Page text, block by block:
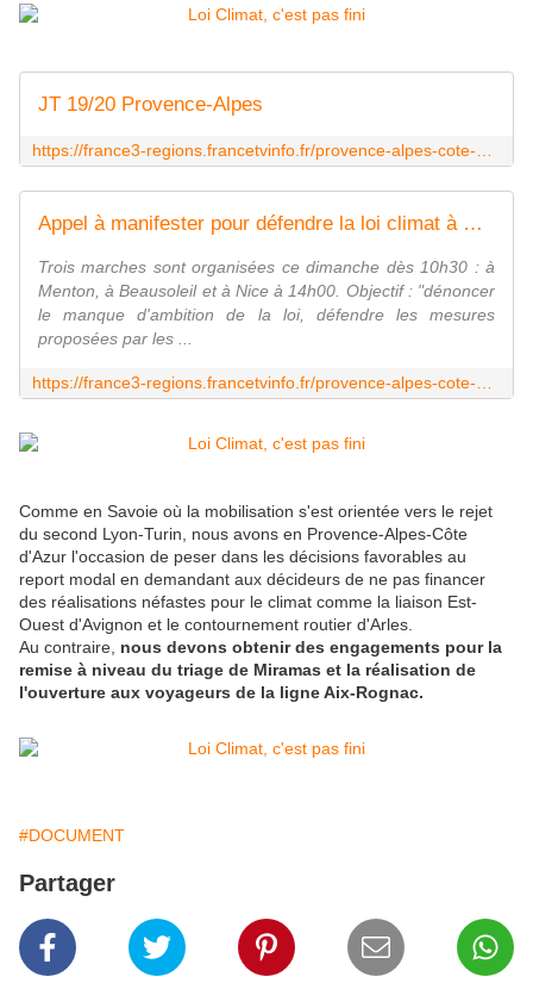
JT 19/20 Provence-Alpes
Appel à manifester pour défendre la loi climat à Nice, Menton et à Beausoleil ce dimanche
Trois marches sont organisées ce dimanche dès 10h30 : à
Menton, à Beausoleil et à Nice à 14h00. Objectif : "dénoncer
le manque d'ambition de la loi, défendre les mesures
proposées par les ...
Comme en Savoie où la mobilisation s'est orientée vers le rejet
du second Lyon-Turin, nous avons en Provence-Alpes-Côte
d'Azur l'occasion de peser dans les décisions favorables au
report modal en demandant aux décideurs de ne pas financer
des réalisations néfastes pour le climat comme la liaison Est-
Ouest d'Avignon et le contournement routier d'Arles.
Au contraire, nous devons obtenir des engagements pour la
remise à niveau du triage de Miramas et la réalisation de
l'ouverture aux voyageurs de la ligne Aix-Rognac.
#DOCUMENT
Partager